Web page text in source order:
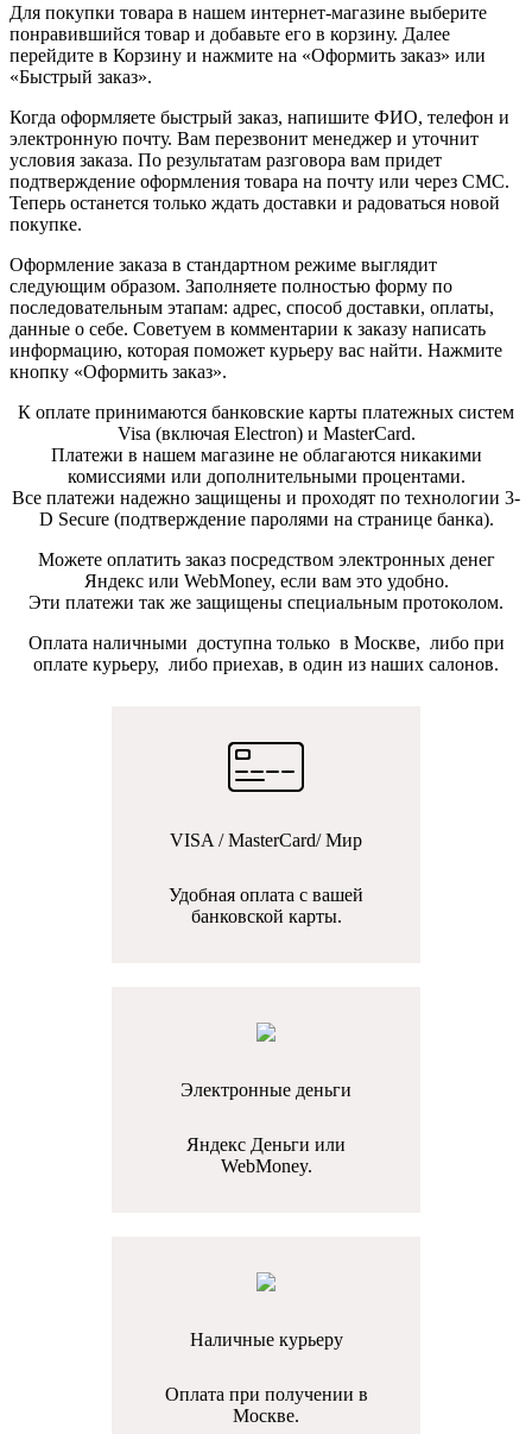
Для покупки товара в нашем интернет-магазине выберите
понравившийся товар и добавьте его в корзину. Далее
перейдите в Корзину и нажмите на «Оформить заказ» или
«Быстрый заказ».
Когда оформляете быстрый заказ, напишите ФИО, телефон и
электронную почту. Вам перезвонит менеджер и уточнит
условия заказа. По результатам разговора вам придет
подтверждение оформления товара на почту или через СМС.
Теперь останется только ждать доставки и радоваться новой
покупке.
Оформление заказа в стандартном режиме выглядит
следующим образом. Заполняете полностью форму по
последовательным этапам: адрес, способ доставки, оплаты,
данные о себе. Советуем в комментарии к заказу написать
информацию, которая поможет курьеру вас найти. Нажмите
кнопку «Оформить заказ».
К оплате принимаются банковские карты платежных систем
Visa (включая Electron) и MasterCard.
Платежи в нашем магазине не облагаются никакими
комиссиями или дополнительными процентами.
Все платежи надежно защищены и проходят по технологии 3-
D Secure (подтверждение паролями на странице банка).
Можете оплатить заказ посредством электронных денег
Яндекс или WebMoney, если вам это удобно.
Эти платежи так же защищены специальным протоколом.
Оплата наличными доступна только в Москве, либо при
оплате курьеру, либо приехав, в один из наших салонов.
VISA / MasterCard/ Мир
Удобная оплата с вашей
банковской карты.
Электронные деньги
Яндекс Деньги или
WebMoney.
Наличные курьеру
Оплата при получении в
Москве.